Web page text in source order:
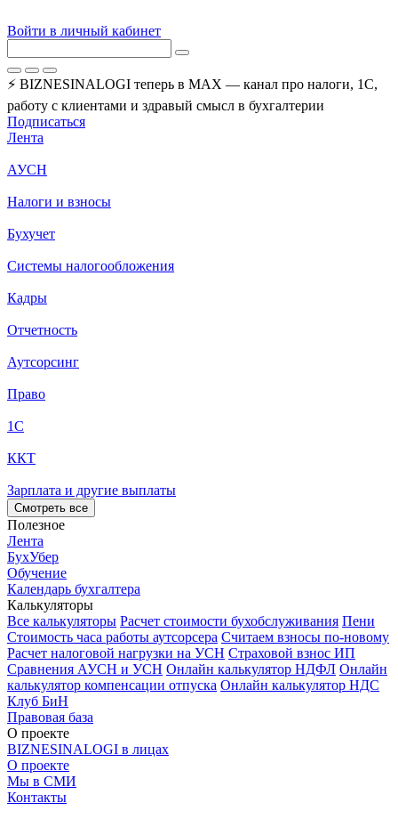
Войти в личный кабинет
⚡ BIZNESINALOGI теперь в MAX — канал про налоги, 1С,
работу с клиентами и здравый смысл в бухгалтерии
Подписаться
Лента
АУСН
Налоги и взносы
Бухучет
Системы налогообложения
Кадры
Отчетность
Аутсорсинг
Право
1С
ККТ
Зарплата и другие выплаты
Смотреть все
Полезное
Лента
БухУбер
Обучение
Календарь бухгалтера
Калькуляторы
Все калькуляторы Расчет стоимости бухобслуживания Пени
Стоимость часа работы аутсорсера Считаем взносы по-новому
Расчет налоговой нагрузки на УСН Страховой взнос ИП
Сравнения АУСН и УСН Онлайн калькулятор НДФЛ Онлайн
калькулятор компенсации отпуска Онлайн калькулятор НДС
Клуб БиН
Правовая база
О проекте
BIZNESINALOGI в лицах
О проекте
Мы в СМИ
Контакты